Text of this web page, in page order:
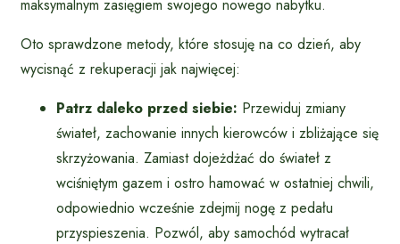
maksymalnym zasięgiem swojego nowego nabytku.
Oto sprawdzone metody, które stosuję na co dzień, aby
wycisnąć z rekuperacji jak najwięcej:
Patrz daleko przed siebie: Przewiduj zmiany
świateł, zachowanie innych kierowców i zbliżające się
skrzyżowania. Zamiast dojeżdżać do świateł z
wciśniętym gazem i ostro hamować w ostatniej chwili,
odpowiednio wcześnie zdejmij nogę z pedału
przyspieszenia. Pozwól, aby samochód wytracał